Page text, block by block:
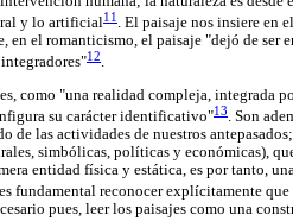
y lo artificial11 . El paisaje nos insiere en
en el romanticismo, el paisaje "dejó de
12.
como "una realidad compleja, integrada
su carácter identificativo"13. Son
de las actividades de nuestros
simbólicas, políticas y económicas),
entidad física y estática, es por tanto,
fundamental reconocer explícitamente
pues, leer los paisajes como una